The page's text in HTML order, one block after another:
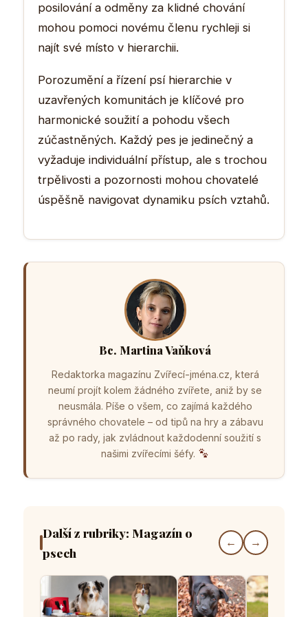
posilování a odměny za klidné chování
mohou pomoci novému členu rychleji si
najít své místo v hierarchii.
Porozumění a řízení psí hierarchie v
uzavřených komunitách je klíčové pro
harmonické soužití a pohodu všech
zúčastněných. Každý pes je jedinečný a
vyžaduje individuální přístup, ale s trochou
trpělivosti a pozornosti mohou chovatelé
úspěšně navigovat dynamiku psích vztahů.
Bc. Martina Vaňková
Redaktorka magazínu Zvířecí-jména.cz, která
neumí projít kolem žádného zvířete, aniž by se
neusmála. Píše o všem, co zajímá každého
správného chovatele – od tipů na hry a zábavu
až po rady, jak zvládnout každodenní soužití s
našimi zvířecími šéfy.
Další z rubriky: Magazín o
psech
← →